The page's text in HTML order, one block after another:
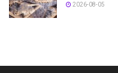
2026-08-05